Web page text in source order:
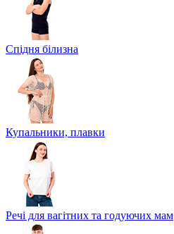
Спідня білизна
Купальники, плавки
Речі для вагітних та годуючих мам